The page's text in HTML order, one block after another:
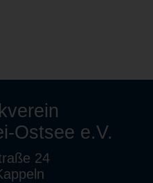
Ostsee e.V.
24